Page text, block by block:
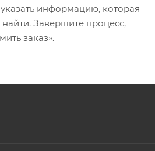
информацию, которая
Завершите процесс,
заказ».